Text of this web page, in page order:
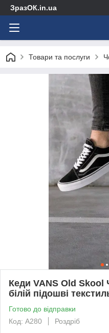
ЗразОК.in.ua
Товари та послуги
Кеди VANS Old Skool
білій підошві
Готово до відправки
Код: А280
Роздріб